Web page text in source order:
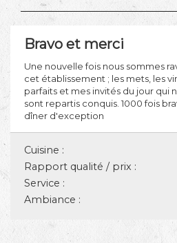
Bravo et merci
Une nouvelle fois nous sommes
cet établissement ; les mets, les
parfaits et mes invités du jour qui
sont repartis conquis. 1000 fois
dîner d'exception
Cuisine :
Rapport qualité / prix :
Service :
Ambiance :